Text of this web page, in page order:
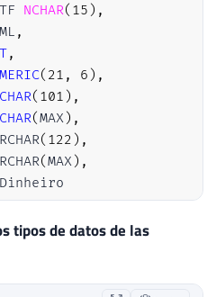
NCHAR( 15 ) ,
,
,
( 21 , 6 ) ,
( 101 ) ,
(MAX) ,
( 122 ) ,
(MAX) ,
tipos de datos de las